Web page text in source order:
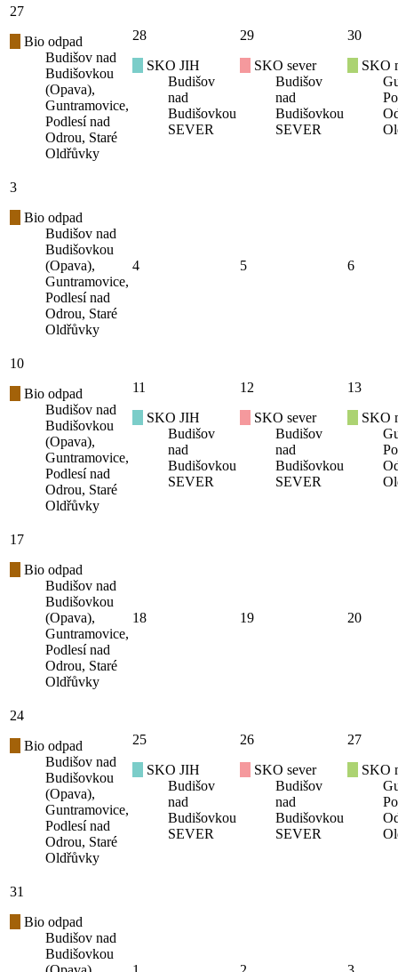
27
Bio odpad
Budišov nad
Budišovkou
(Opava),
Guntramovice,
Podlesí nad
Odrou, Staré
Oldřůvky
28
SKO JIH
Budišov
nad
Budišovkou
SEVER
29
SKO sever
Budišov
nad
Budišovkou
SEVER
30
SKO
3
Bio odpad
Budišov nad
Budišovkou
(Opava),
Guntramovice,
Podlesí nad
Odrou, Staré
Oldřůvky
4 5 6
10
Bio odpad
Budišov nad
Budišovkou
(Opava),
Guntramovice,
Podlesí nad
Odrou, Staré
Oldřůvky
11
SKO JIH
Budišov
nad
Budišovkou
SEVER
12
SKO sever
Budišov
nad
Budišovkou
SEVER
13
SKO
17
Bio odpad
Budišov nad
Budišovkou
(Opava),
Guntramovice,
Podlesí nad
Odrou, Staré
Oldřůvky
18 19 20
24
Bio odpad
Budišov nad
Budišovkou
(Opava),
Guntramovice,
Podlesí nad
Odrou, Staré
Oldřůvky
25
SKO JIH
Budišov
nad
Budišovkou
SEVER
26
SKO sever
Budišov
nad
Budišovkou
SEVER
27
SKO
31
Bio odpad
Budišov nad
Budišovkou